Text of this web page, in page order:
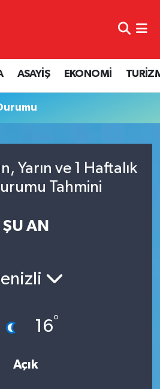
ASAYİŞ EKONOMİ
Yarın ve 1 Haftalık
Tahmini
ŞU AN
16°
Açık
ve Fikstür